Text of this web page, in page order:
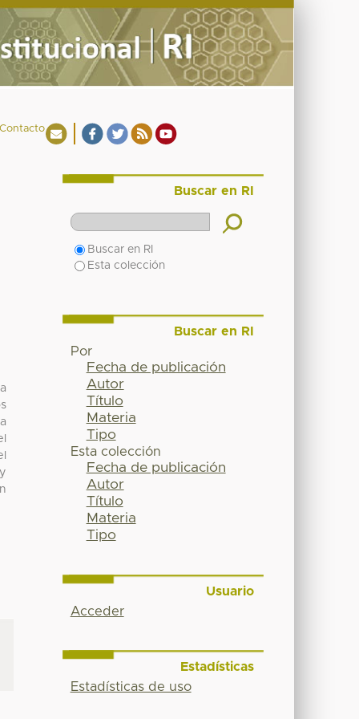
Buscar en RI
Buscar en RI
Esta colección
Buscar en RI
Por
Fecha de publicación
Autor
Título
Materia
Tipo
Esta colección
Fecha de publicación
Autor
Título
Materia
Tipo
Usuario
Acceder
Estadísticas
Estadísticas de uso